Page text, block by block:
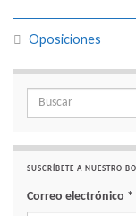
Oposiciones
Search for:
SUSCRÍBETE A NUESTRO
Correo electrónico *